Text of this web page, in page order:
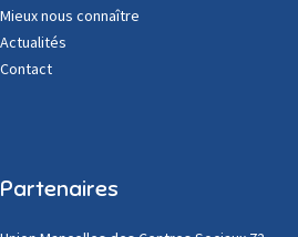
Mieux nous connaître
Actualités
Contact
Partenaires